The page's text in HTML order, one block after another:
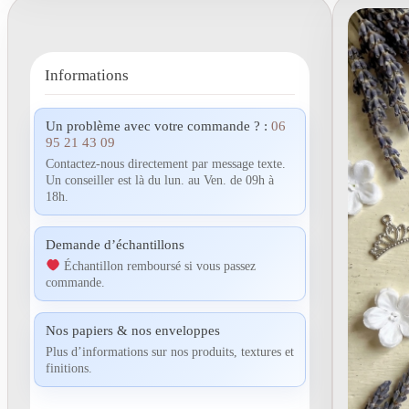
Informations
Un problème avec votre commande ? : 06
95 21 43 09
Contactez-nous directement par message texte.
Un conseiller est là du lun. au Ven. de 09h à
18h.
Demande d’échantillons
Échantillon remboursé si vous passez
commande.
Nos papiers & nos enveloppes
Plus d’informations sur nos produits, textures et
finitions.